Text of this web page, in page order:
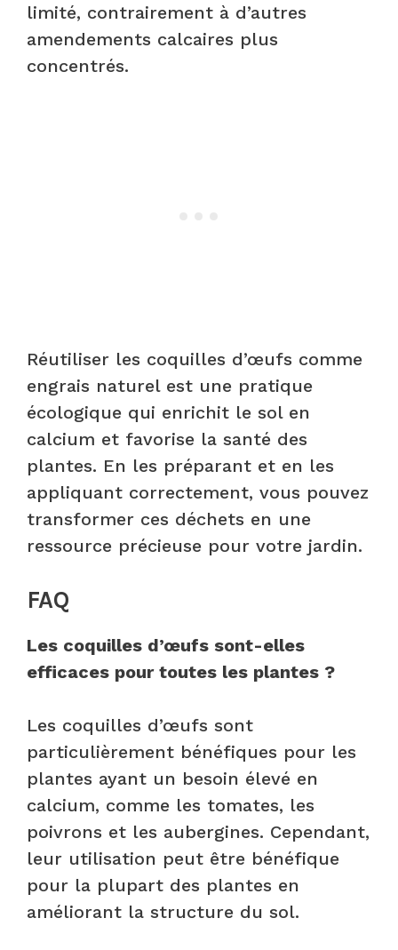
limité, contrairement à d’autres
amendements calcaires plus
concentrés.
Réutiliser les coquilles d’œufs comme
engrais naturel est une pratique
écologique qui enrichit le sol en
calcium et favorise la santé des
plantes. En les préparant et en les
appliquant correctement, vous pouvez
transformer ces déchets en une
ressource précieuse pour votre jardin.
FAQ
Les coquilles d’œufs sont-elles
efficaces pour toutes les plantes ?
Les coquilles d’œufs sont
particulièrement bénéfiques pour les
plantes ayant un besoin élevé en
calcium, comme les tomates, les
poivrons et les aubergines. Cependant,
leur utilisation peut être bénéfique
pour la plupart des plantes en
améliorant la structure du sol.​